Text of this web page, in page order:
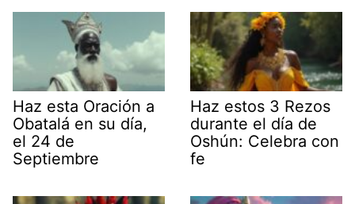
Haz esta Oración a
Obatalá en su día,
el 24 de
Septiembre
Haz estos 3 Rezos
durante el día de
Oshún: Celebra con
fe